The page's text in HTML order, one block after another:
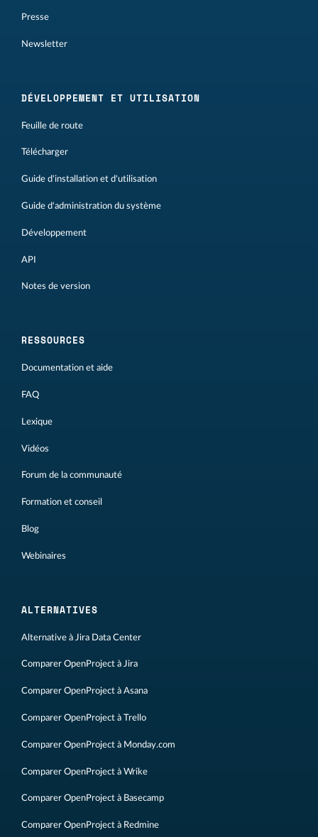
Presse
Newsletter
DÉVELOPPEMENT ET UTILISATION
Feuille de route
Télécharger
Guide d'installation et d'utilisation
Guide d'administration du système
Développement
API
Notes de version
RESSOURCES
Documentation et aide
FAQ
Lexique
Vidéos
Forum de la communauté
Formation et conseil
Blog
Webinaires
ALTERNATIVES
Alternative à Jira Data Center
Comparer OpenProject à Jira
Comparer OpenProject à Asana
Comparer OpenProject à Trello
Comparer OpenProject à Monday.com
Comparer OpenProject à Wrike
Comparer OpenProject à Basecamp
Comparer OpenProject à Redmine